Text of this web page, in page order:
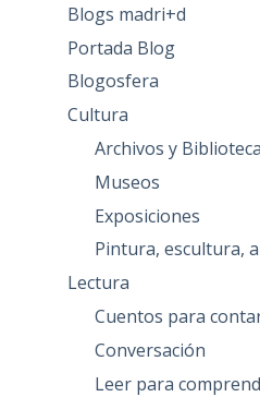
Blogs madri+d
Portada Blog
Blogosfera
Cultura
Archivos y
Museos
Exposiciones
Pintura, escultura,
Lectura
Cuentos para
Conversación
Leer para